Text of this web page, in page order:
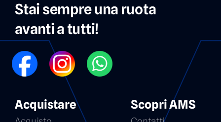
Stai sempre una ruota
avanti a tutti!
FB IG WP
Acquistare Scopri AMS